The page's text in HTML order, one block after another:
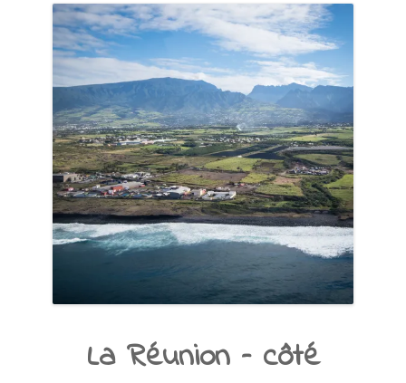
EN IMAGES
NOS BONNES ADRESSES
La Réunion – côté